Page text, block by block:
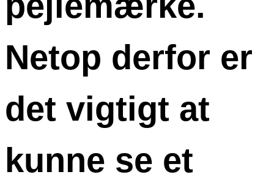
Netop derfor er
det vigtigt at
kunne se et